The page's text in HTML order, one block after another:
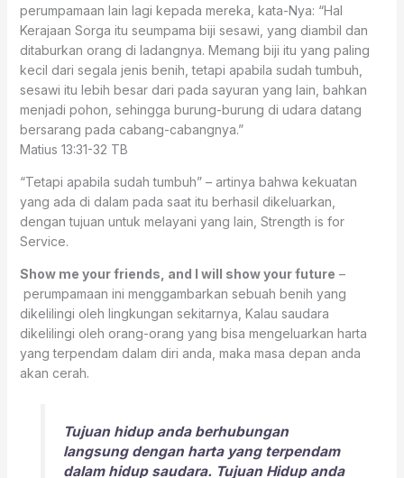
perumpamaan lain lagi kepada mereka, kata-Nya: “Hal
Kerajaan Sorga itu seumpama biji sesawi, yang diambil dan
ditaburkan orang di ladangnya. Memang biji itu yang paling
kecil dari segala jenis benih, tetapi apabila sudah tumbuh,
sesawi itu lebih besar dari pada sayuran yang lain, bahkan
menjadi pohon, sehingga burung-burung di udara datang
bersarang pada cabang-cabangnya.”
Matius 13:31‭-‬32 TB
“Tetapi apabila sudah tumbuh” – artinya bahwa kekuatan
yang ada di dalam pada saat itu berhasil dikeluarkan,
dengan tujuan untuk melayani yang lain, Strength is for
Service.
Show me your friends, and I will show your future –
perumpamaan ini menggambarkan sebuah benih yang
dikelilingi oleh lingkungan sekitarnya, Kalau saudara
dikelilingi oleh orang-orang yang bisa mengeluarkan harta
yang terpendam dalam diri anda, maka masa depan anda
akan cerah.
Tujuan hidup anda berhubungan
langsung dengan harta yang terpendam
dalam hidup saudara. Tujuan Hidup anda